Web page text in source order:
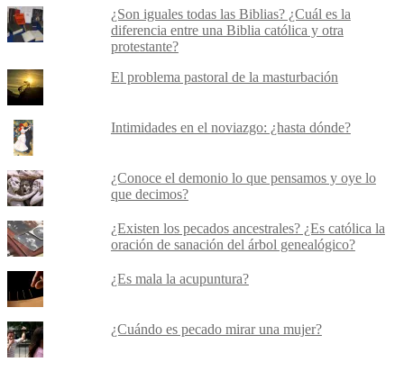
¿Son iguales todas las Biblias? ¿Cuál es la
diferencia entre una Biblia católica y otra
protestante?
El problema pastoral de la masturbación
Intimidades en el noviazgo: ¿hasta dónde?
¿Conoce el demonio lo que pensamos y oye lo
que decimos?
¿Existen los pecados ancestrales? ¿Es católica la
oración de sanación del árbol genealógico?
¿Es mala la acupuntura?
¿Cuándo es pecado mirar una mujer?